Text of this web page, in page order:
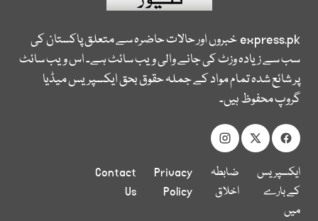
express.pkخبروں اور حالات حاضرہ سے متعلق پاکستان کی
سب سے زیادہ وزٹ کی جانے والی ویب سائٹ ہے۔ اس ویب سائٹ
پر شائع شدہ تمام مواد کے جملہ حقوق بحق ایکسپریس میڈیا
گروپ محفوظ ہیں۔
ایکسپریس
کے بارے
میں
ضابطہ
اخلاق
Privacy
Policy
Contact
Us